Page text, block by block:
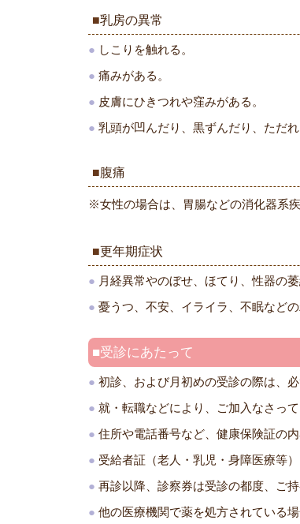
乳房の異常
しこりを触れる。
痛みがある。
皮膚にひきつれや窪みがある。
乳頭が凹んだり、黒ずんだり、ただれ
腹痛
※女性の場合は、胃腸などの消化器系
更年期症状
月経異常やのぼせ、ほてり、性器の
憂うつ、不安、イライラ、不眠などの
受診にあたって
初診、および月初めの受診の際は、
就・転職などにより、ご加入なさっ
住所や電話番号など、健康保険証の
受給者証（老人・乳児・身障医療等
再診以降、診察券は受診の都度、ご持
他の医療機関で薬を処方されている